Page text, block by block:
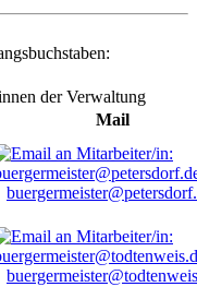
der Verwaltung
Mail